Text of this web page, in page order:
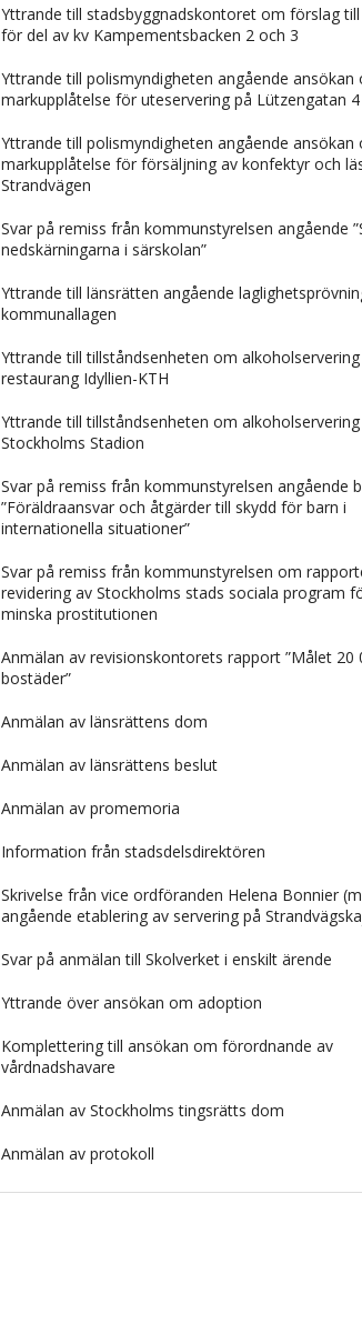
Yttrande till stadsbyggnadskontoret om förslag
för del av kv Kampementsbacken 2 och 3
Yttrande till polismyndigheten angående ansökan
markupplåtelse för uteservering på Lützengatan 4
Yttrande till polismyndigheten angående ansökan
markupplåtelse för försäljning av konfektyr och
Strandvägen
Svar på remiss från kommunstyrelsen angående
nedskärningarna i särskolan”
Yttrande till länsrätten angående
kommunallagen
Yttrande till tillståndsenheten om
restaurang Idyllien-KTH
Yttrande till tillståndsenheten om
Stockholms Stadion
Svar på remiss från kommunstyrelsen angående
”Föräldraansvar och åtgärder till skydd för barn i
internationella situationer”
Svar på remiss från kommunstyrelsen om
revidering av Stockholms stads sociala program
minska prostitutionen
Anmälan av revisionskontorets rapport ”Målet 20
bostäder”
Anmälan av länsrättens dom
Anmälan av länsrättens beslut
Anmälan av promemoria
Information från stadsdelsdirektören
Skrivelse från vice ordföranden Helena Bonnier
angående etablering av servering på
Svar på anmälan till Skolverket i enskilt ärende
Yttrande över ansökan om adoption
Komplettering till ansökan om förordnande av
vårdnadshavare
Anmälan av Stockholms tingsrätts dom
Anmälan av protokoll